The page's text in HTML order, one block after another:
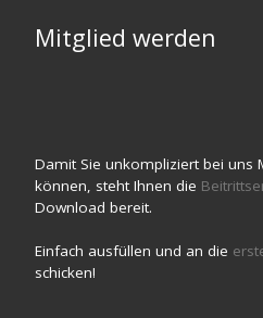
Mitglied werden
Damit Sie unkompliziert bei uns
können, steht Ihnen die
Download bereit.
Einfach ausfüllen und an die
schicken!